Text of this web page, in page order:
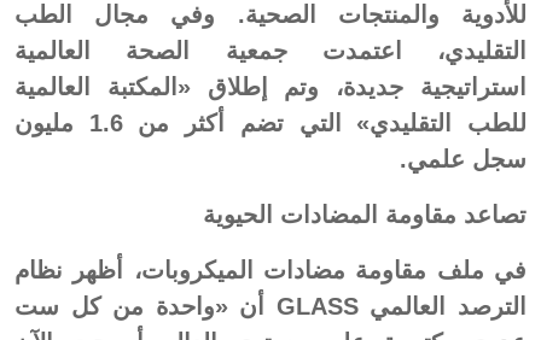
للأدوية والمنتجات الصحية. وفي مجال الطب
التقليدي، اعتمدت جمعية الصحة العالمية
استراتيجية جديدة، وتم إطلاق «المكتبة العالمية
للطب التقليدي» التي تضم أكثر من 1.6 مليون
سجل علمي.
تصاعد مقاومة المضادات الحيوية
في ملف مقاومة مضادات الميكروبات، أظهر نظام
الترصد العالمي GLASS أن «واحدة من كل ست